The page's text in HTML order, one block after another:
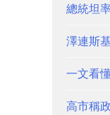
總統坦
澤連斯
一文看
高市稱